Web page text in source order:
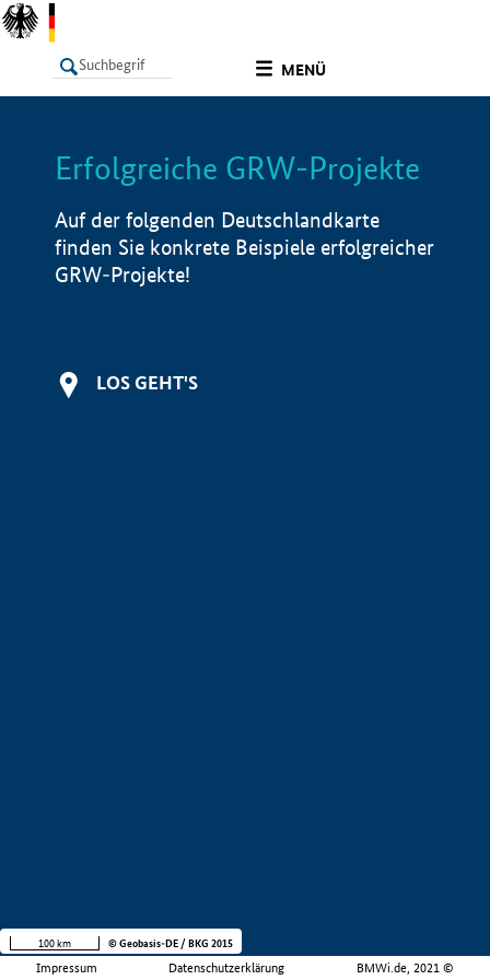
MENÜ
LISTE Info
Erfolgreiche GRW-Projekte
Auf der folgenden Deutschlandkarte
finden Sie konkrete Beispiele erfolgreicher
GRW-Projekte!
LOS GEHT'S
Impressum Datenschutzerklärung BMWi.de, 2021 ©
100 km © Geobasis-DE / BKG 2015